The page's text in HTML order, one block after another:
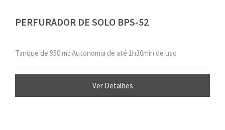
PERFURADOR DE SOLO BPS-52
Tanque de 950 ml: Autonomia de até 1h30min de uso
Ver Detalhes